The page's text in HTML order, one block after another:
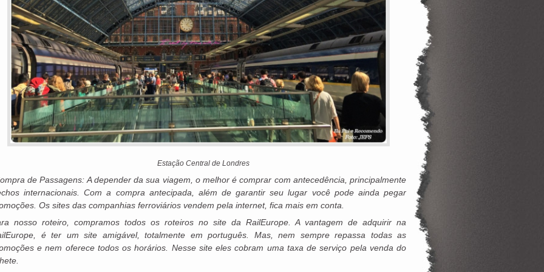
Estação Central de Londres
de Passagens: A depender da sua viagem, o melhor é comprar com antecedência, principalmente
internacionais. Com a compra antecipada, além de garantir seu lugar você pode ainda pegar
Os sites das companhias ferroviários vendem pela internet, fica mais em conta.
nosso roteiro, compramos todos os roteiros no site da RailEurope. A vantagem de adquirir na
é ter um site amigável, totalmente em português. Mas, nem sempre repassa todas as
e nem oferece todos os horários. Nesse site eles cobram uma taxa de serviço pela venda do